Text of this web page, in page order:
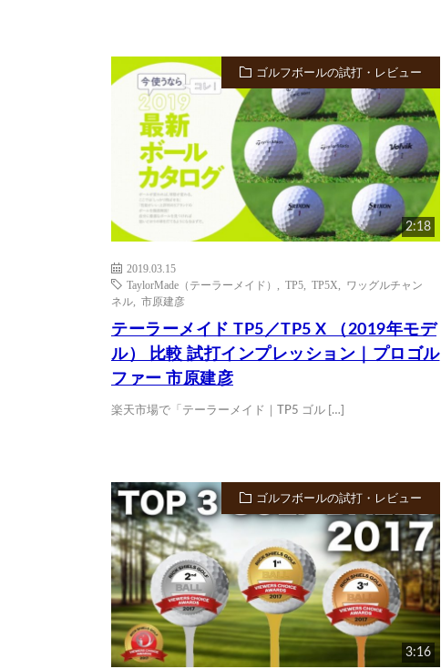
ゴルフボールの試打・レビュー
2:18
2019.03.15
TaylorMade（テーラーメイド）
TP5 TP5X
ワッグルチャン
ネル
市原建彦
テーラーメイド TP5／TP5 X （2019年モデ
ル） 比較 試打インプレッション｜プロゴル
ファー 市原建彦
楽天市場で「テーラーメイド｜TP5 ゴル […]
ゴルフボールの試打・レビュー
3:16